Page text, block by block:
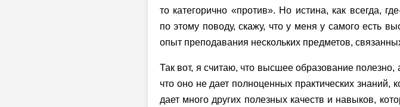
то категорично «против». Но истина, как всегда,
по этому поводу, скажу, что у меня у самого есть
опыт преподавания нескольких предметов,
Так вот, я считаю, что высшее образование
что оно не дает полноценных практических знаний,
дает много других полезных качеств и навыков,